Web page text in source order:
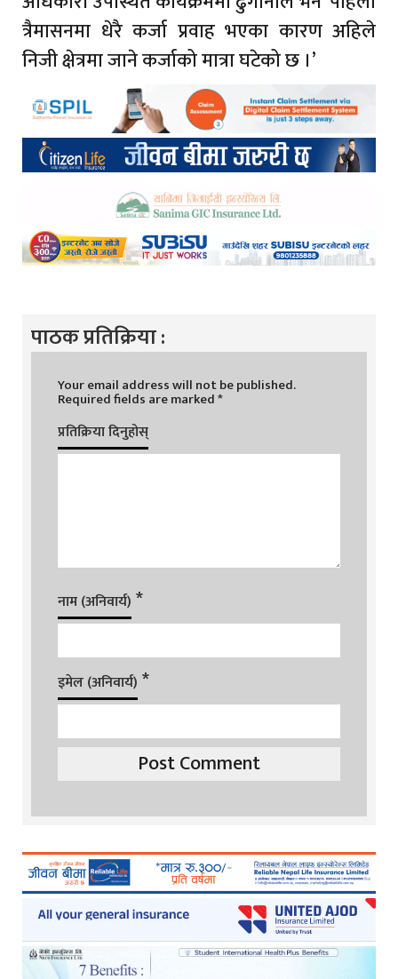
त्रैमासनमा धेरै कर्जा प्रवाह भएका कारण अहिले
निजी क्षेत्रमा जाने कर्जाको मात्रा घटेको छ ।’
पाठक प्रतिक्रिया :
Your email address will not be published.
Required fields are marked*
प्रतिक्रिया दिनुहोस्
नाम (अनिवार्य) *
इमेल (अनिवार्य) *